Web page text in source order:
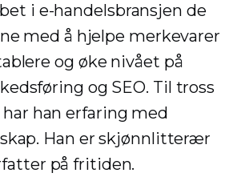
i e-handelsbransjen de
med å hjelpe merkevarer
og øke nivået på
og SEO. Til tross
han erfaring med
Han er skjønnlitterær
på fritiden.